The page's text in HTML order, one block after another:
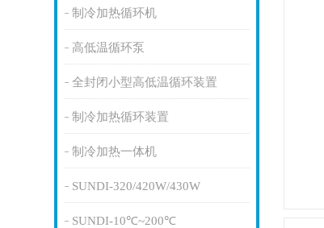
制冷加热循环机
高低温循环泵
全封闭小型高低温循环装置
制冷加热循环装置
制冷加热一体机
SUNDI-320/420W/430W
SUNDI-10℃~200℃